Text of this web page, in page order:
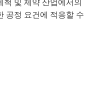
및 제약 산업에서의
공정 요건에 적응할 수